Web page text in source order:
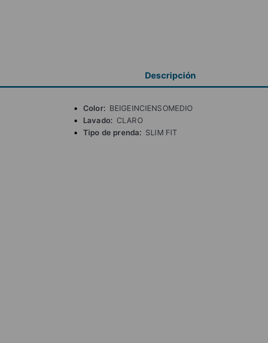
Descripción
Color
BEIGEINCIENSOMEDIO
Lavado
CLARO
Tipo de prenda
SLIM FIT